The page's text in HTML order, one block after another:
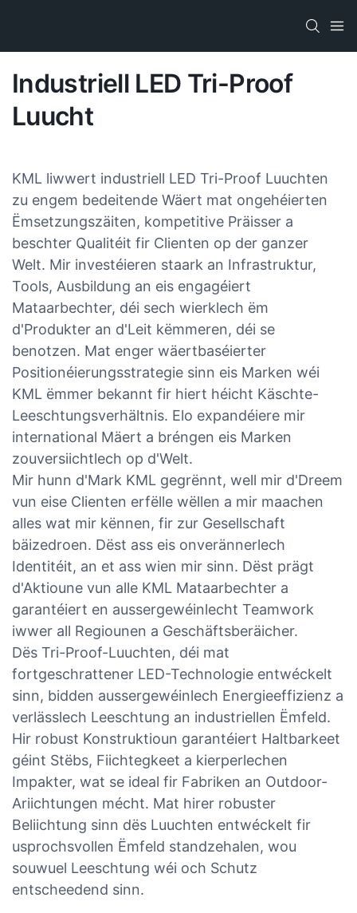
Industriell LED Tri-Proof
Luucht
KML liwwert industriell LED Tri-Proof Luuchten
zu engem bedeitende Wäert mat ongehéierten
Ëmsetzungszäiten, kompetitive Präisser a
beschter Qualitéit fir Clienten op der ganzer
Welt. Mir investéieren staark an Infrastruktur,
Tools, Ausbildung an eis engagéiert
Mataarbechter, déi sech wierklech ëm
d'Produkter an d'Leit këmmeren, déi se
benotzen. Mat enger wäertbaséierter
Positionéierungsstrategie sinn eis Marken wéi
KML ëmmer bekannt fir hiert héicht Käschte-
Leeschtungsverhältnis. Elo expandéiere mir
international Mäert a bréngen eis Marken
zouversiichtlech op d'Welt.
Mir hunn d'Mark KML gegrënnt, well mir d'Dreem
vun eise Clienten erfëlle wëllen a mir maachen
alles wat mir kënnen, fir zur Gesellschaft
bäizedroen. Dëst ass eis onverännerlech
Identitéit, an et ass wien mir sinn. Dëst prägt
d'Aktioune vun alle KML Mataarbechter a
garantéiert en aussergewéinlecht Teamwork
iwwer all Regiounen a Geschäftsberäicher.
Dës Tri-Proof-Luuchten, déi mat
fortgeschrattener LED-Technologie entwéckelt
sinn, bidden aussergewéinlech Energieeffizienz a
verlässlech Leeschtung an industriellen Ëmfeld.
Hir robust Konstruktioun garantéiert Haltbarkeet
géint Stëbs, Fiichtegkeet a kierperlechen
Impakter, wat se ideal fir Fabriken an Outdoor-
Ariichtungen mécht. Mat hirer robuster
Beliichtung sinn dës Luuchten entwéckelt fir
usprochsvollen Ëmfeld standzehalen, wou
souwuel Leeschtung wéi och Schutz
entscheedend sinn.